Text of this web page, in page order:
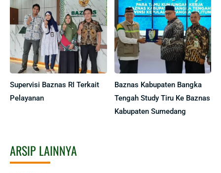
Supervisi Baznas RI Terkait
Pelayanan
Baznas Kabupaten Bangka
Tengah Study Tiru Ke Baznas
Kabupaten Sumedang
ARSIP LAINNYA